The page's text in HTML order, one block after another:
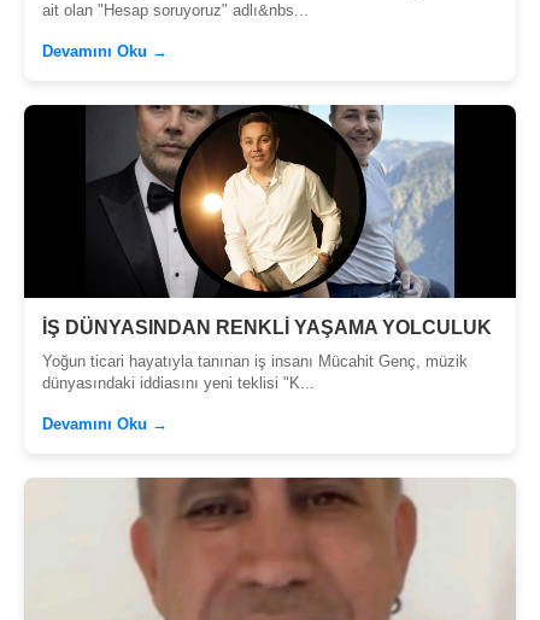
ait olan "Hesap soruyoruz" adlı&nbs...
Devamını Oku →
İŞ DÜNYASINDAN RENKLİ YAŞAMA YOLCULUK
Yoğun ticari hayatıyla tanınan iş insanı Mücahit Genç, müzik
dünyasındaki iddiasını yeni teklisi "K...
Devamını Oku →